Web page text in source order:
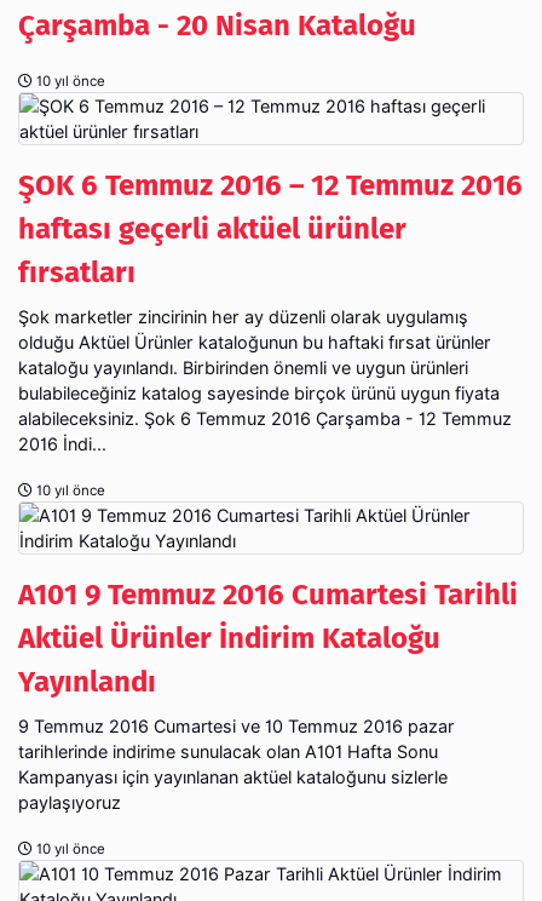
Çarşamba - 20 Nisan Kataloğu
10 yıl önce
ŞOK 6 Temmuz 2016 – 12 Temmuz 2016
haftası geçerli aktüel ürünler
fırsatları
Şok marketler zincirinin her ay düzenli olarak uygulamış
olduğu Aktüel Ürünler kataloğunun bu haftaki fırsat ürünler
kataloğu yayınlandı. Birbirinden önemli ve uygun ürünleri
bulabileceğiniz katalog sayesinde birçok ürünü uygun fiyata
alabileceksiniz. Şok 6 Temmuz 2016 Çarşamba - 12 Temmuz
2016 İndi...
10 yıl önce
A101 9 Temmuz 2016 Cumartesi Tarihli
Aktüel Ürünler İndirim Kataloğu
Yayınlandı
9 Temmuz 2016 Cumartesi ve 10 Temmuz 2016 pazar
tarihlerinde indirime sunulacak olan A101 Hafta Sonu
Kampanyası için yayınlanan aktüel kataloğunu sizlerle
paylaşıyoruz
10 yıl önce